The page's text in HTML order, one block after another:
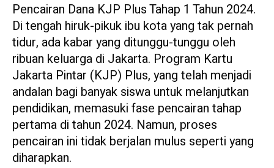
Pencairan Dana KJP Plus Tahap 1 Tahun 2024.
Di tengah hiruk-pikuk ibu kota yang tak pernah
tidur, ada kabar yang ditunggu-tunggu oleh
ribuan keluarga di Jakarta. Program Kartu
Jakarta Pintar (KJP) Plus, yang telah menjadi
andalan bagi banyak siswa untuk melanjutkan
pendidikan, memasuki fase pencairan tahap
pertama di tahun 2024. Namun, proses
pencairan ini tidak berjalan mulus seperti yang
diharapkan.